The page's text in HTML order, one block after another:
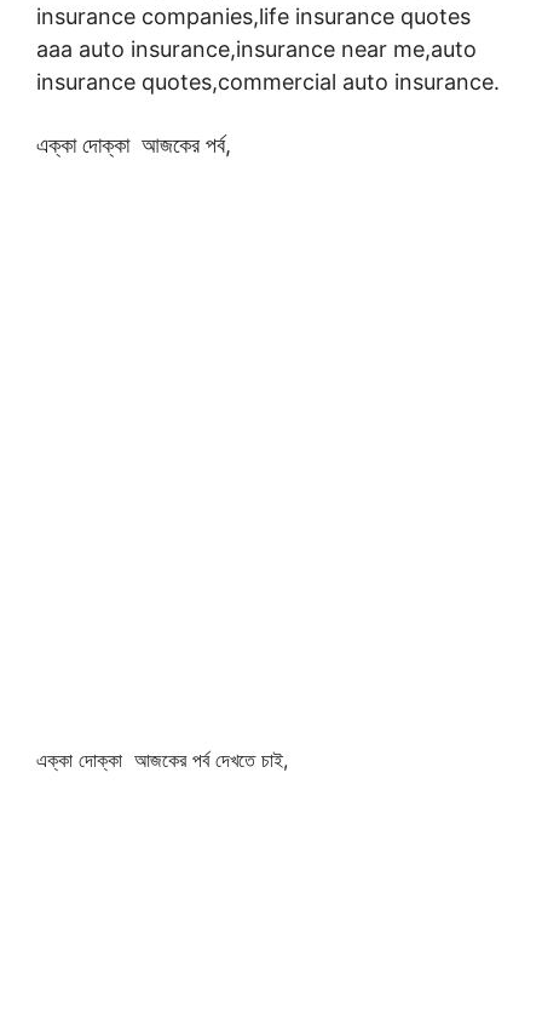
insurance companies,life insurance quotes
aaa auto insurance,insurance near me,auto
insurance quotes,commercial auto insurance.
এক্কা দোক্কা আজকের পর্ব,
এক্কা দোক্কা আজকের পর্ব দেখতে চাই,